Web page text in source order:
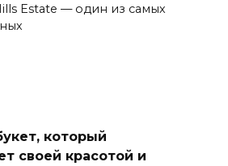
Estate — один из самых
который
своей красотой и